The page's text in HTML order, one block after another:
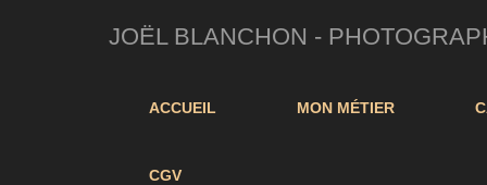
JOËL BLANCHON -
ACCUEIL MON MÉTIER
CGV